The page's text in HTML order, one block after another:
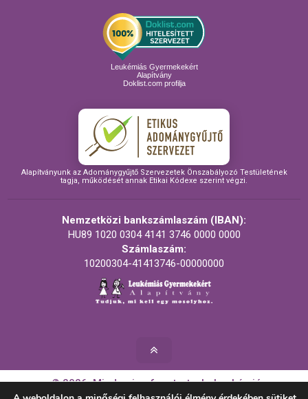
Leukémiás Gyermekekért
Alapítvány
Doklist.com profilja
Alapítványunk az Adománygyűjtő Szervezetek Önszabályozó Testületének
tagja, működését annak Etikai Kódexe szerint végzi.
Nemzetközi bankszámlaszám (IBAN):
HU89 1020 0304 4141 3746 0000 0000
Számlaszám:
10200304-41413746-00000000
© 2026. Minden jog fenntartva! - Leukémiás